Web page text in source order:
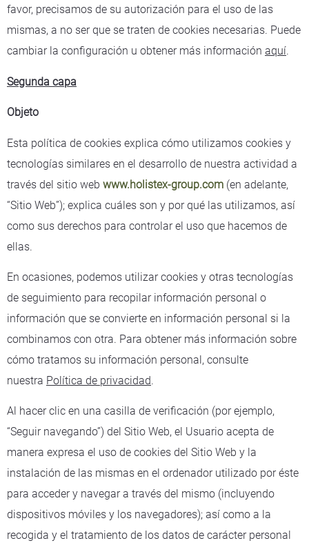
favor, precisamos de su autorización para el uso de las
mismas, a no ser que se traten de cookies necesarias. Puede
cambiar la configuración u obtener más información aquí.
Segunda capa
Objeto
Esta política de cookies explica cómo utilizamos cookies y
tecnologías similares en el desarrollo de nuestra actividad a
través del sitio web www.holistex-group.com (en adelante,
“Sitio Web”); explica cuáles son y por qué las utilizamos, así
como sus derechos para controlar el uso que hacemos de
ellas.
En ocasiones, podemos utilizar cookies y otras tecnologías
de seguimiento para recopilar información personal o
información que se convierte en información personal si la
combinamos con otra. Para obtener más información sobre
cómo tratamos su información personal, consulte
nuestra Política de privacidad.
Al hacer clic en una casilla de verificación (por ejemplo,
“Seguir navegando”) del Sitio Web, el Usuario acepta de
manera expresa el uso de cookies del Sitio Web y la
instalación de las mismas en el ordenador utilizado por éste
para acceder y navegar a través del mismo (incluyendo
dispositivos móviles y los navegadores); así como a la
recogida y el tratamiento de los datos de carácter personal